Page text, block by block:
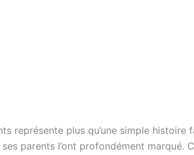
représente plus qu’une simple
parents l’ont profondément